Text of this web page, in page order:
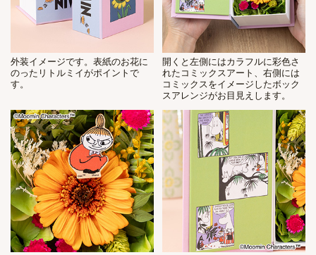
外装イメージです。表紙のお花に
のったリトルミイがポイントで
す。
開くと左側にはカラフルに彩色さ
れたコミックスアート、右側には
コミックスをイメージしたボック
スアレンジがお目見えします。